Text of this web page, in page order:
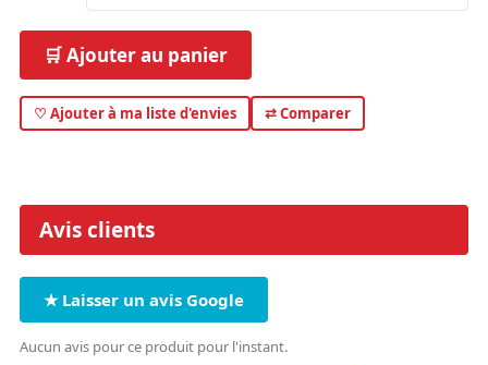
🛒 Ajouter au panier
♡ Ajouter à ma liste d'envies ⇄ Comparer
Avis clients
★ Laisser un avis Google
Aucun avis pour ce produit pour l'instant.